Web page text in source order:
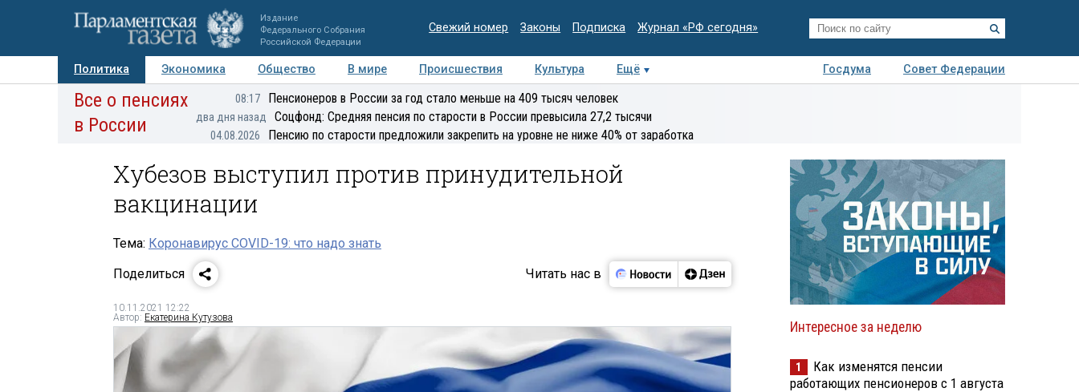
Издание
Федерального Собрания
Российской Федерации
Свежий номер Законы Подписка Журнал «РФ сегодня»
Политика Экономика Общество В мире Происшествия Культура Ещё Госдума
Совет Федерации
Авторы Персоны Мнения Регионы Медиацентр Интервью Колумнисты
Все о пенсиях
в России
08:17 Пенсионеров в России за год стало меньше на 409 тысяч человек
два дня назад Соцфонд: Средняя пенсия по старости в России превысила 27,2 тысячи
04.08.2026 Пенсию по старости предложили закрепить на уровне не ниже 40% от заработка
Хубезов выступил против принудительной
вакцинации
Тема: Коронавирус COVID-19: что надо знать
Поделиться
Читать нас в
10.11.2021 12:22
Автор: Екатерина Кутузова
Интересное за неделю
1
Как изменятся пенсии
работающих пенсионеров с 1 августа